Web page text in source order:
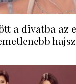
a divatba az